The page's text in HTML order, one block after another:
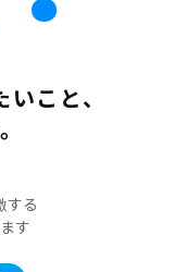
こと、
する
す